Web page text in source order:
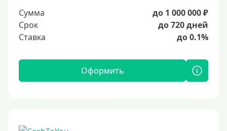
Сумма
до 1 000 000 ₽
Срок
до 720 дней
Ставка
до 0.1%
Оформить